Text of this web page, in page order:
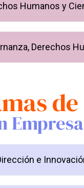
Humanos y
Derechos
e